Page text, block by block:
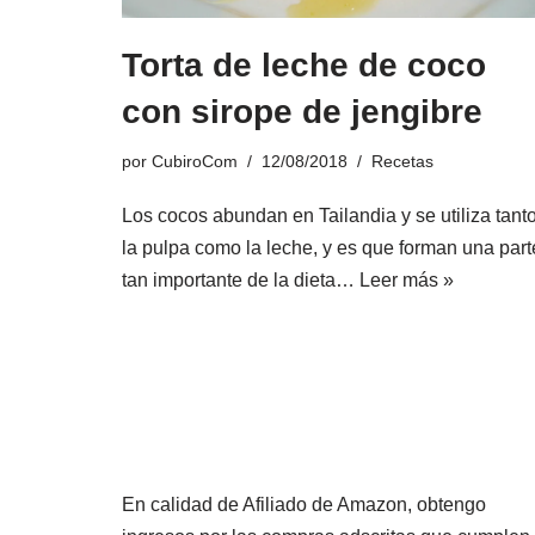
Torta de leche de coco
con sirope de jengibre
por CubiroCom 12/08/2018 Recetas
Los cocos abundan en Tailandia y se utiliza
la pulpa como la leche, y es que forman una
tan importante de la dieta… Leer más »
En calidad de Afiliado de Amazon, obtengo